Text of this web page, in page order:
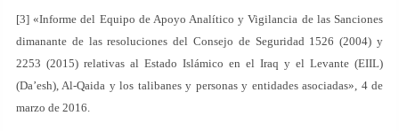
[3] «Informe del Equipo de Apoyo Analítico y Vigilancia de las Sanciones
dimanante de las resoluciones del Consejo de Seguridad 1526 (2004) y
2253 (2015) relativas al Estado Islámico en el Iraq y el Levante (EIIL)
(Da’esh), Al-Qaida y los talibanes y personas y entidades asociadas», 4 de
marzo de 2016.